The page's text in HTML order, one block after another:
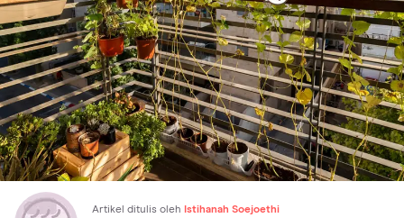
Artikel ditulis oleh Istihanah Soejoethi